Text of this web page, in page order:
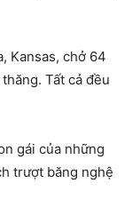
Kansas, chở 64
Tất cả đều
gái của những
trượt băng nghệ